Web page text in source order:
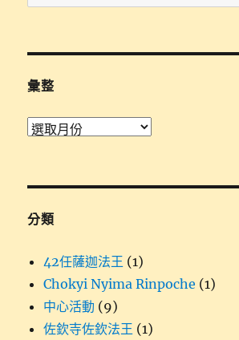
尋
鍵
彙整
彙
分類
42任薩迦法王 (1)
Chokyi Nyima Rinpoche (1)
中心活動 (9)
佐欽寺佐欽法王 (1)